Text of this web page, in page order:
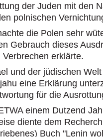
der Juden mit den
polnischen
die Polen sehr
Gebrauch dieses
Verbrechen erklärte.
und der jüdischen
eine Erklärung
für die
einem Dutzend
diente dem
Buch "Lenin